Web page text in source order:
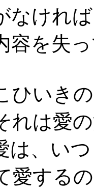
けれ
容を失
ひいき
れは愛
は、い
愛する